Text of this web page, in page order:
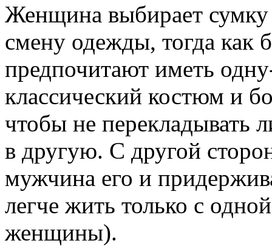
Женщина выбирает
смену одежды, тогда как
предпочитают иметь
классический костюм и
чтобы не перекладывать
в другую. С другой
мужчина его и
легче жить только с
женщины).